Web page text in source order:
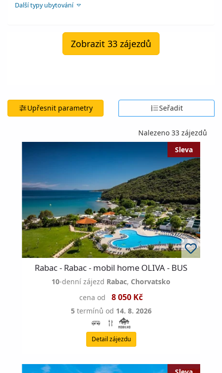
Další typy ubytování
Zobrazit 33 zájezdů
Upřesnit parametry Seřadit
Nalezeno 33 zájezdů
Rabac - Rabac - mobil home OLIVA - BUS
10-denní zájezd Rabac, Chorvatsko
cena od
8 050 Kč
5termínů od 14. 8. 2026
Detail zájezdu